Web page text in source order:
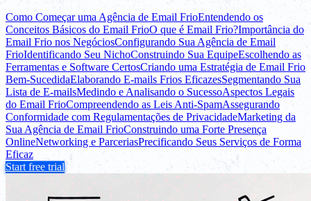
Como Começar uma Agência de Email FrioEntendendo os
Conceitos Básicos do Email FrioO que é Email Frio?Importância do
Email Frio nos NegóciosConfigurando Sua Agência de Email
FrioIdentificando Seu NichoConstruindo Sua EquipeEscolhendo as
Ferramentas e Software CertosCriando uma Estratégia de Email Frio
Bem-SucedidaElaborando E-mails Frios EficazesSegmentando Sua
Lista de E-mailsMedindo e Analisando o SucessoAspectos Legais
do Email FrioCompreendendo as Leis Anti-SpamAssegurando
Conformidade com Regulamentações de PrivacidadeMarketing da
Sua Agência de Email FrioConstruindo uma Forte Presença
OnlineNetworking e ParceriasPrecificando Seus Serviços de Forma
Eficaz
Start free trial